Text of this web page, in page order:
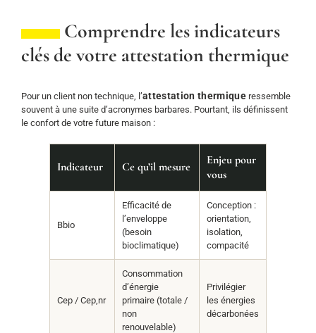
Comprendre les indicateurs
clés de votre attestation thermique
Pour un client non technique, l’attestation thermique ressemble
souvent à une suite d’acronymes barbares. Pourtant, ils définissent
le confort de votre future maison :
Indicateur Ce qu’il mesure
Enjeu pour
vous
Bbio
Efficacité de
l’enveloppe
(besoin
bioclimatique)
Conception :
orientation,
isolation,
compacité
Cep / Cep,nr
Consommation
d’énergie
primaire (totale /
non
renouvelable)
Privilégier
les énergies
décarbonées